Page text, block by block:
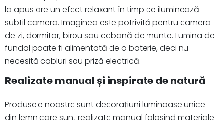
la apus are un efect relaxant în timp ce iluminează
subtil camera. Imaginea este potrivită pentru camera
de zi, dormitor, birou sau cabană de munte. Lumina de
fundal poate fi alimentată de o baterie, deci nu
necesită cabluri sau priză electrică.
Realizate manual și inspirate de natură
Produsele noastre sunt decorațiuni luminoase unice
din lemn care sunt realizate manual folosind materiale